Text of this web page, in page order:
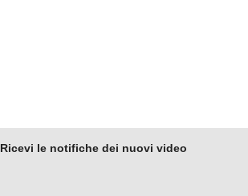
Ricevi le notifiche dei nuovi video